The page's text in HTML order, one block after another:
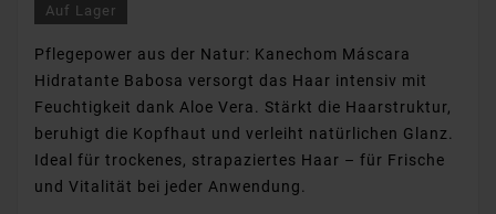
Auf Lager
Pflegepower aus der Natur: Kanechom Máscara
Hidratante Babosa versorgt das Haar intensiv mit
Feuchtigkeit dank Aloe Vera. Stärkt die Haarstruktur,
beruhigt die Kopfhaut und verleiht natürlichen Glanz.
Ideal für trockenes, strapaziertes Haar – für Frische
und Vitalität bei jeder Anwendung.